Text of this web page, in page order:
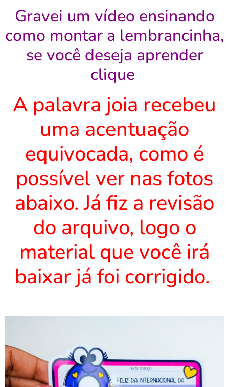
Gravei um vídeo ensinando
como montar a lembrancinha,
se você deseja aprender
clique
A palavra joia recebeu
uma acentuação
equivocada, como é
possível ver nas fotos
abaixo. Já fiz a revisão
do arquivo, logo o
material que você irá
baixar já foi corrigido.